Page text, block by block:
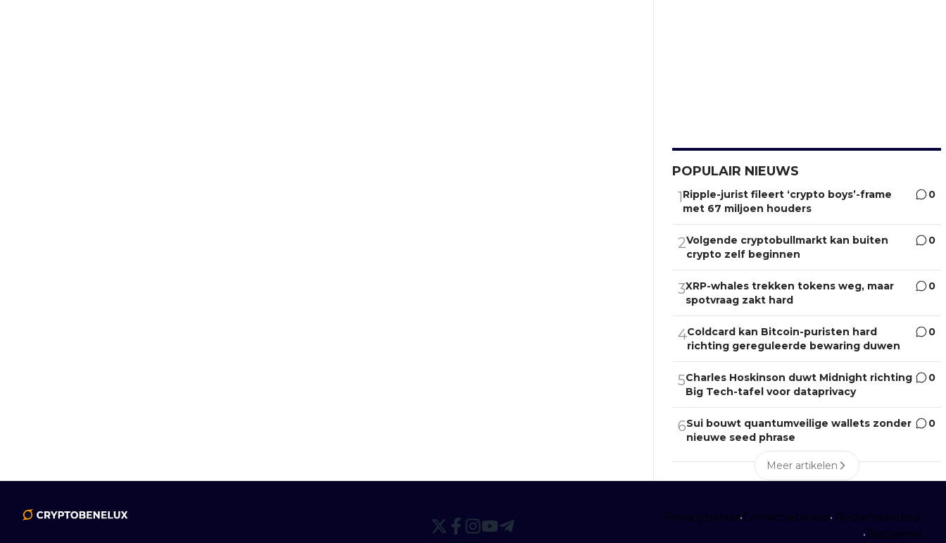
POPULAIR NIEUWS
1Ripple-jurist fileert ‘crypto boys’-frame
met 67 miljoen houders
0
2Volgende cryptobullmarkt kan buiten
crypto zelf beginnen
0
3XRP-whales trekken tokens weg, maar
spotvraag zakt hard
0
4Coldcard kan Bitcoin-puristen hard
richting gereguleerde bewaring duwen
0
5Charles Hoskinson duwt Midnight richting
Big Tech-tafel voor dataprivacy
0
6Sui bouwt quantumveilige wallets zonder
nieuwe seed phrase
0
Meer artikelen
Privacybeleid •Correctiebeleid • Redactiebeleid
•Disclaimer